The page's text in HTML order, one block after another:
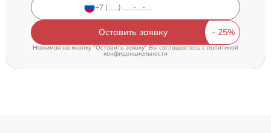
Оставить заявку
Нажимая на кнопку "Оставить заявку" Вы соглашаетесь cполитикой
конфиденциальности